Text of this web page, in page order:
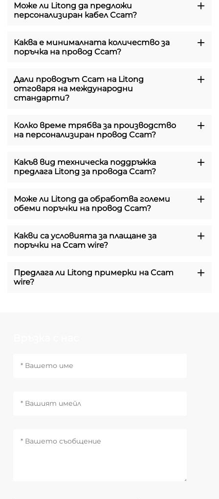
Може ли Litong да предложи
персонализиран кабел Ccam?
Каква е минималната количество за
поръчка на провод Ccam?
Дали проводът Ccam на Litong
отговаря на международни
стандарти?
Колко време трябва за производство
на персонализиран провод Ccam?
Какъв вид техническа поддръжка
предлага Litong за провода Ccam?
Може ли Litong да обработва големи
обеми поръчки на провод Ccam?
Какви са условията за плащане за
поръчки на Ccam wire?
Предлага ли Litong примерки на Ccam
wire?